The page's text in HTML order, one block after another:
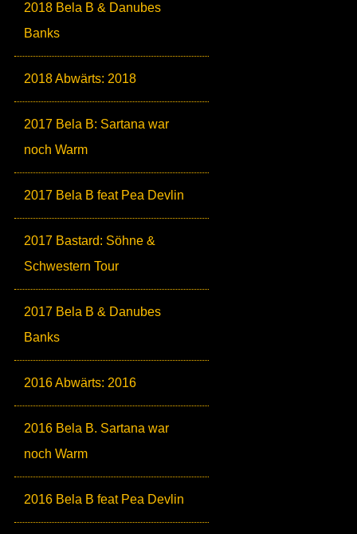
2018 Bela B & Danubes
Banks
2018 Abwärts: 2018
2017 Bela B: Sartana war
noch Warm
2017 Bela B feat Pea Devlin
2017 Bastard: Söhne &
Schwestern Tour
2017 Bela B & Danubes
Banks
2016 Abwärts: 2016
2016 Bela B. Sartana war
noch Warm
2016 Bela B feat Pea Devlin